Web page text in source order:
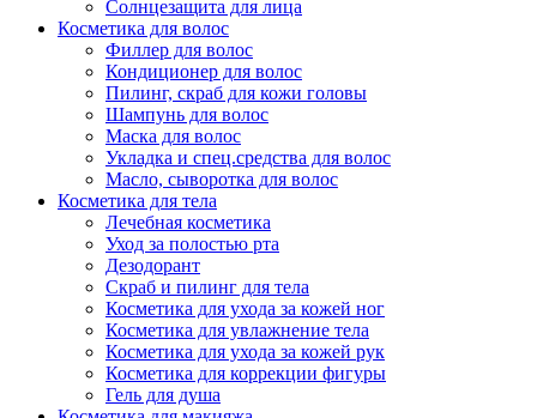
Солнцезащита для лица
Косметика для волос
Филлер для волос
Кондиционер для волос
Пилинг, скраб для кожи головы
Шампунь для волос
Маска для волос
Укладка и спец.средства для волос
Масло, сыворотка для волос
Косметика для тела
Лечебная косметика
Уход за полостью рта
Дезодорант
Скраб и пилинг для тела
Косметика для ухода за кожей ног
Косметика для увлажнение тела
Косметика для ухода за кожей рук
Косметика для коррекции фигуры
Гель для душа